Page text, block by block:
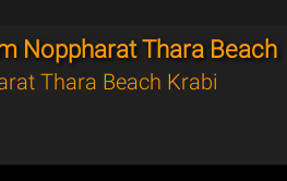
Noppharat Thara Beach
Thara Beach Krabi